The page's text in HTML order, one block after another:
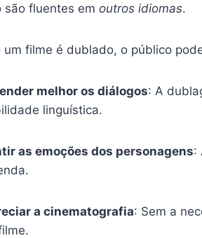
são fluentes em outros idiomas.
um filme é dublado, o público
melhor os diálogos: A
linguística.
as emoções dos personagens:
a cinematografia: Sem a